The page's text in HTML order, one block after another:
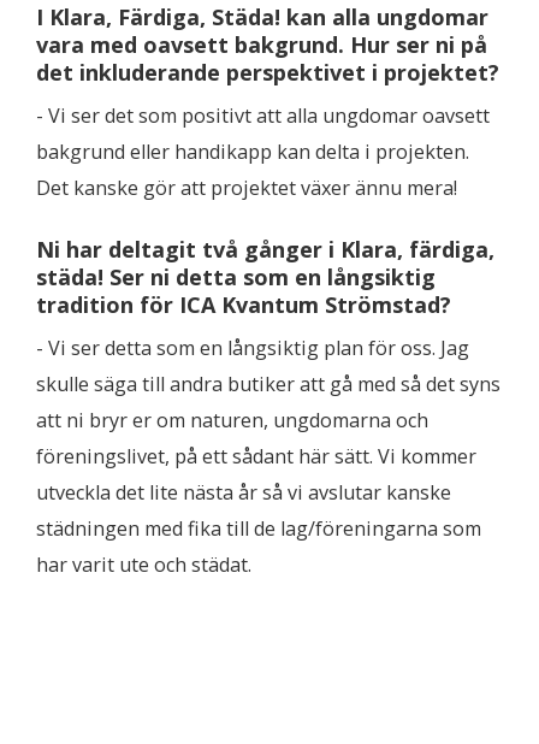
I Klara, Färdiga, Städa! kan alla ungdomar
vara med oavsett bakgrund. Hur ser ni på
det inkluderande perspektivet i projektet?
- Vi ser det som positivt att alla ungdomar oavsett
bakgrund eller handikapp kan delta i projekten.
Det kanske gör att projektet växer ännu mera!
Ni har deltagit två gånger i Klara, färdiga,
städa! Ser ni detta som en långsiktig
tradition för ICA Kvantum Strömstad?
- Vi ser detta som en långsiktig plan för oss. Jag
skulle säga till andra butiker att gå med så det syns
att ni bryr er om naturen, ungdomarna och
föreningslivet, på ett sådant här sätt. Vi kommer
utveckla det lite nästa år så vi avslutar kanske
städningen med fika till de lag/föreningarna som
har varit ute och städat.